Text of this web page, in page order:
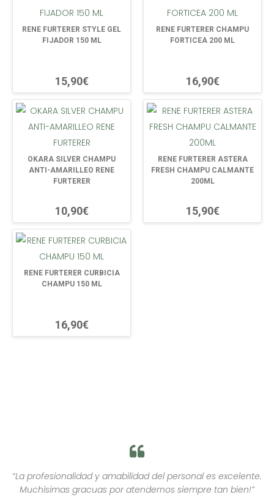
RENE FURTERER STYLE GEL
FIJADOR 150 ML
15,90€
RENE FURTERER CHAMPU
FORTICEA 200 ML
16,90€
OKARA SILVER CHAMPU
ANTI-AMARILLEO RENE
FURTERER
10,90€
RENE FURTERER ASTERA
FRESH CHAMPU CALMANTE
200ML
15,90€
RENE FURTERER CURBICIA
CHAMPU 150 ML
16,90€
“La profesionalidad y amabilidad del personal es excelente.
Muchísimas gracuas por atendernos siempre tan bien!”